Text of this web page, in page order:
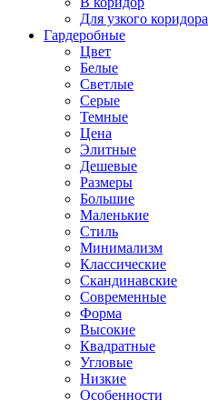
Для узкого коридора
Гардеробные
Цвет
Белые
Светлые
Серые
Темные
Цена
Элитные
Дешевые
Размеры
Большие
Маленькие
Стиль
Минимализм
Классические
Скандинавские
Современные
Форма
Высокие
Квадратные
Угловые
Низкие
Особенности